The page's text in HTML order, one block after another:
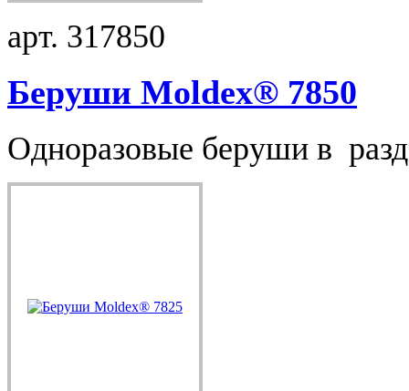
арт. 317850
Беруши Moldex® 7850
Одноразовые беруши в